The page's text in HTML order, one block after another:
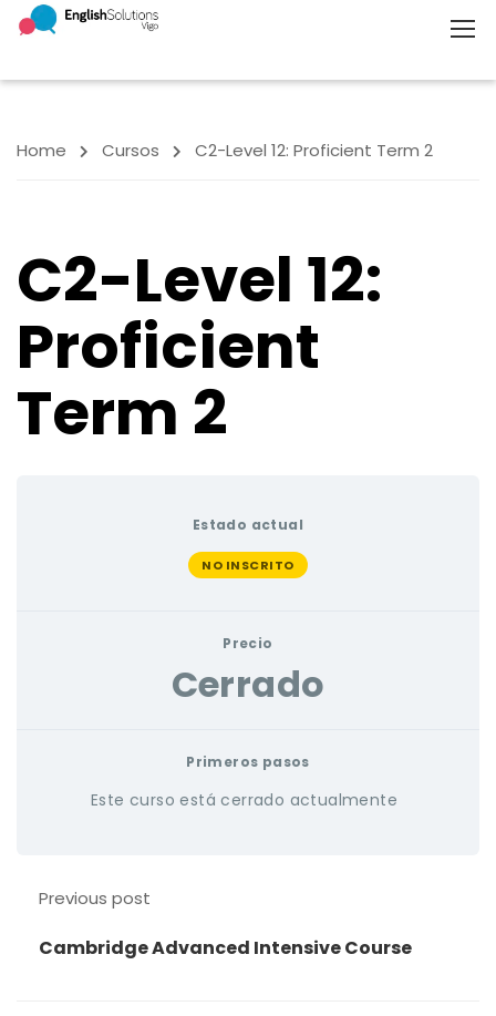
Home Cursos C2-Level 12: Proficient Term 2
C2-Level 12:
Proficient
Term 2
Estado actual
NO INSCRITO
Precio
Cerrado
Primeros pasos
Este curso está cerrado actualmente
Previous post
Cambridge Advanced Intensive Course